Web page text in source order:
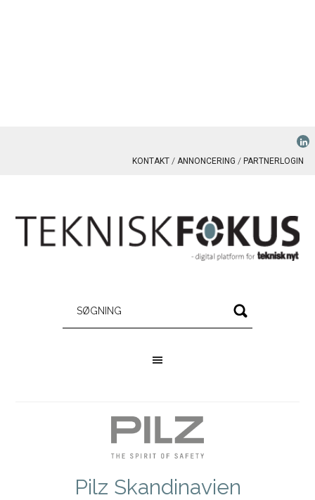
KONTAKT ANNONCERING PARTNERLOGIN
Pilz Skandinavien